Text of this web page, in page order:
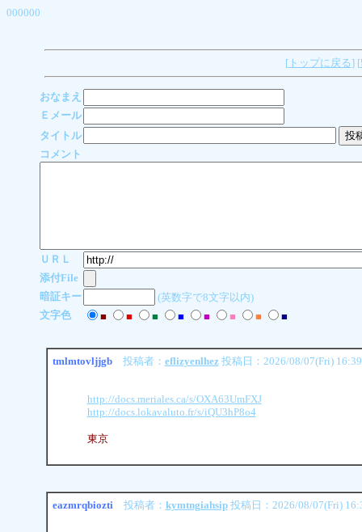
000000
[トップに戻る] [
おなまえ
Ｅメール
タイトル
コメント
ＵＲＬ
添付File
暗証キー
(英数字で8文字以内)
文字色
■ ■ ■ ■ ■ ■ ■ ■
tmlmtovljjgb投稿者： eflizyenlhez投稿日：2026/08/07(Fri)
http://docs.meriales.ca/s/OXA63UmFXJ
http://docs.lokavaluto.fr/s/iQU3hP8o4
東京
eazmrqbiozti 投稿者： kymtngiahsip投稿日：2026/08/07(Fri)